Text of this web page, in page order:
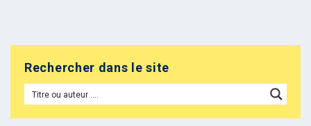
Rechercher dans le site